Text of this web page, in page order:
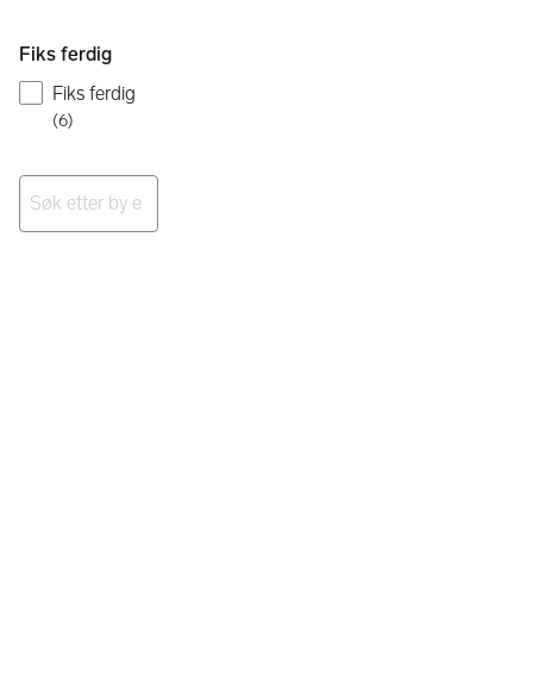
Fiks ferdig
Fiks ferdig
(6)